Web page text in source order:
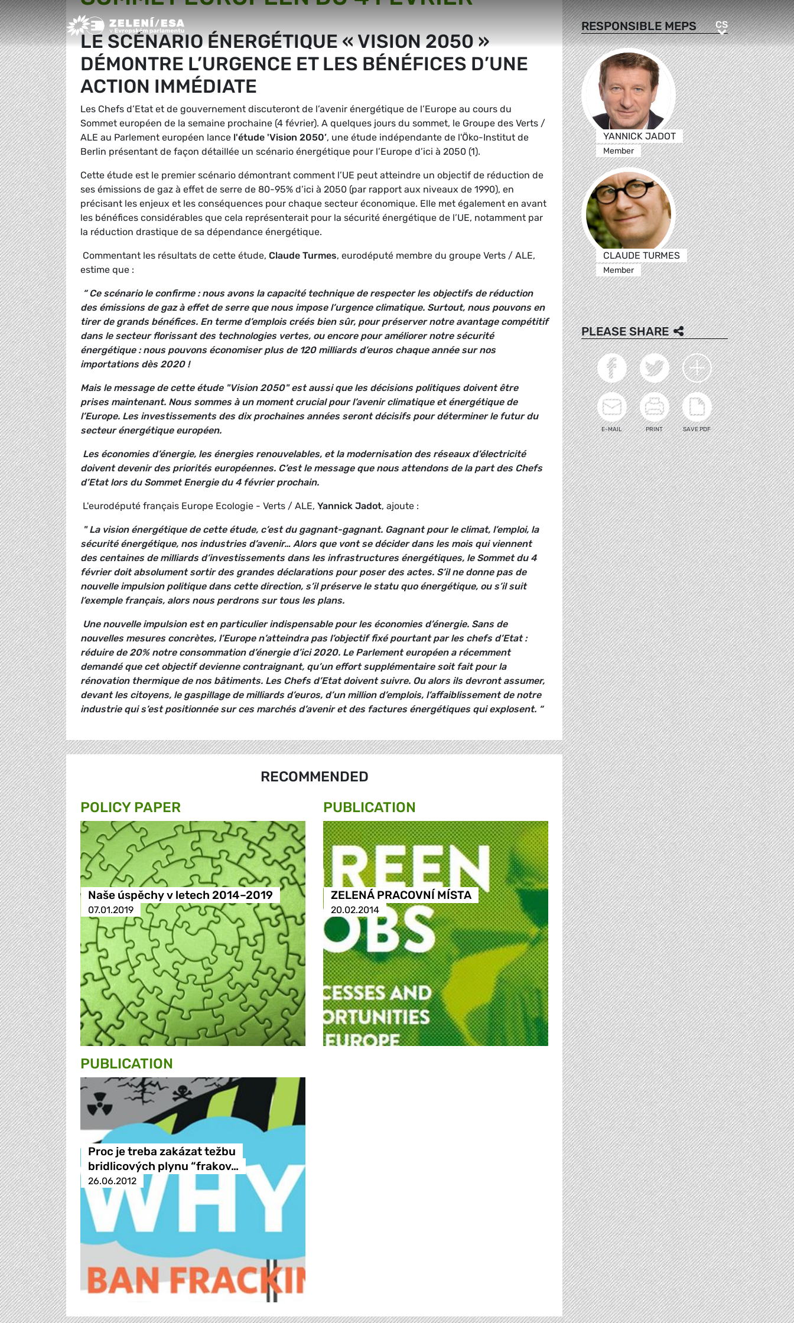
Greens/EFA Home CSCS
LE SCÉNARIO ÉNERGÉTIQUE « VISION 2050 »
DÉMONTRE L’URGENCE ET LES BÉNÉFICES D’UNE
ACTION IMMÉDIATE
Les Chefs d’Etat et de gouvernement discuteront de l’avenir énergétique de l’Europe au cours du
Sommet européen de la semaine prochaine (4 février). A quelques jours du sommet, le Groupe des Verts /
ALE au Parlement européen lance l'étude 'Vision 2050’, une étude indépendante de l'Öko-Institut de
Berlin présentant de façon détaillée un scénario énergétique pour l’Europe d’ici à 2050 (1).
Cette étude est le premier scénario démontrant comment l’UE peut atteindre un objectif de réduction de
ses émissions de gaz à effet de serre de 80-95% d’ici à 2050 (par rapport aux niveaux de 1990), en
précisant les enjeux et les conséquences pour chaque secteur économique. Elle met également en avant
les bénéfices considérables que cela représenterait pour la sécurité énergétique de l’UE, notamment par
la réduction drastique de sa dépendance énergétique.
Commentant les résultats de cette étude, Claude Turmes, eurodéputé membre du groupe Verts / ALE,
estime que :
“ Ce scénario le confirme : nous avons la capacité technique de respecter les objectifs de réduction
des émissions de gaz à effet de serre que nous impose l’urgence climatique. Surtout, nous pouvons en
tirer de grands bénéfices. En terme d’emplois créés bien sûr, pour préserver notre avantage compétitif
dans le secteur florissant des technologies vertes, ou encore pour améliorer notre sécurité
énergétique : nous pouvons économiser plus de 120 milliards d’euros chaque année sur nos
importations dès 2020 !
Mais le message de cette étude "Vision 2050" est aussi que les décisions politiques doivent être
prises maintenant. Nous sommes à un moment crucial pour l’avenir climatique et énergétique de
l’Europe. Les investissements des dix prochaines années seront décisifs pour déterminer le futur du
secteur énergétique européen.
Les économies d’énergie, les énergies renouvelables, et la modernisation des réseaux d’électricité
doivent devenir des priorités européennes. C’est le message que nous attendons de la part des Chefs
d’Etat lors du Sommet Energie du 4 février prochain.
L'eurodéputé français Europe Ecologie - Verts / ALE, Yannick Jadot, ajoute :
" La vision énergétique de cette étude, c’est du gagnant-gagnant. Gagnant pour le climat, l’emploi, la
sécurité énergétique, nos industries d’avenir… Alors que vont se décider dans les mois qui viennent
des centaines de milliards d’investissements dans les infrastructures énergétiques, le Sommet du 4
février doit absolument sortir des grandes déclarations pour poser des actes. S’il ne donne pas de
nouvelle impulsion politique dans cette direction, s’il préserve le statu quo énergétique, ou s’il suit
l’exemple français, alors nous perdrons sur tous les plans.
Une nouvelle impulsion est en particulier indispensable pour les économies d’énergie. Sans de
nouvelles mesures concrètes, l’Europe n’atteindra pas l’objectif fixé pourtant par les chefs d’Etat :
réduire de 20% notre consommation d’énergie d’ici 2020. Le Parlement européen a récemment
demandé que cet objectif devienne contraignant, qu’un effort supplémentaire soit fait pour la
rénovation thermique de nos bâtiments. Les Chefs d’Etat doivent suivre. Ou alors ils devront assumer,
devant les citoyens, le gaspillage de milliards d’euros, d’un million d’emplois, l’affaiblissement de notre
industrie qui s’est positionnée sur ces marchés d’avenir et des factures énergétiques qui explosent. “
RECOMMENDED
POLICY PAPER
Naše úspěchy v letech 2014–2019
07.01.2019
PUBLICATION
ZELENÁ PRACOVNÍ MÍSTA
20.02.2014
PUBLICATION
Proc je treba zakázat težbu
bridlicových plynu “frakov…
26.06.2012
RESPONSIBLE MEPS
YANNICK JADOT
Member
CLAUDE TURMES
Member
PLEASE SHARE
E-MAIL PRINT SAVE PDF